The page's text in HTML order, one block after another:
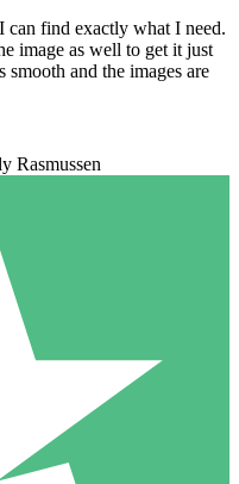
can find exactly what I need.
image as well to get it just
and the images are
Rasmussen